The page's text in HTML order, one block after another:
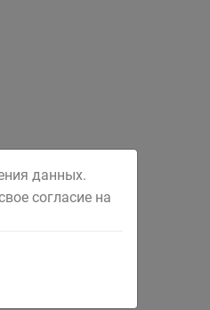
данных.
согласие на